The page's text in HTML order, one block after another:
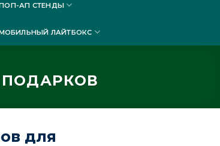
АП СТЕНДЫ
ЛАЙТБОКС
для